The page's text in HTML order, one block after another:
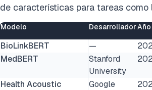
de características para tareas como
Modelo DesarrolladorAño
BioLinkBERT —
MedBERT
Stanford
University
Health Acoustic
Google